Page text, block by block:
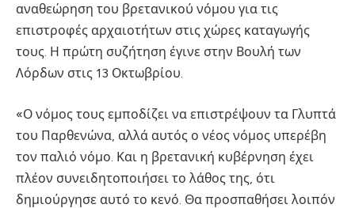
αναθεώρηση του βρετανικού νόμου για τις
επιστροφές αρχαιοτήτων στις χώρες καταγωγής
τους. Η πρώτη συζήτηση έγινε στην Βουλή των
Λόρδων στις 13 Οκτωβρίου.
«Ο νόμος τους εμποδίζει να επιστρέψουν τα Γλυπτά
του Παρθενώνα, αλλά αυτός ο νέος νόμος υπερέβη
τον παλιό νόμο. Και η βρετανική κυβέρνηση έχει
πλέον συνειδητοποιήσει το λάθος της, ότι
δημιούργησε αυτό το κενό. Θα προσπαθήσει λοιπόν